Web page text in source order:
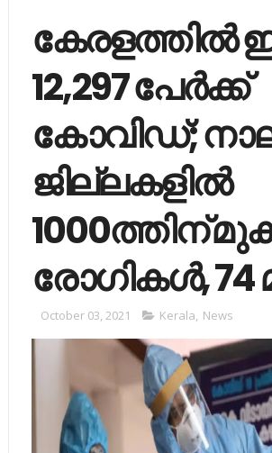
കേരളത്തില്‍
12,297 പേര്‍ക്ക്
കോവിഡ്;
ജില്ലകളില്‍
1000ത്തിന്
രോഗികള്‍, 74
October 03, 2021 Kerala, News